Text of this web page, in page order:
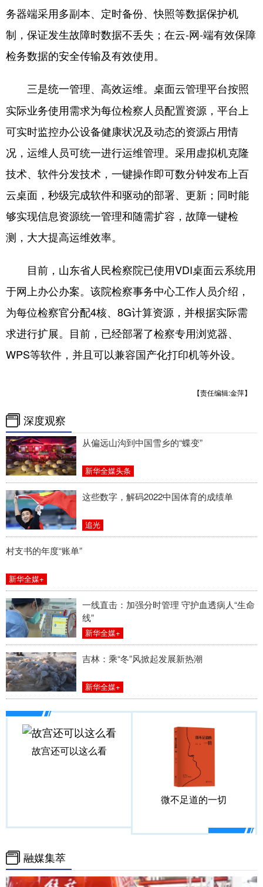
务器端采用多副本、定时备份、快照等数据保护机
制，保证发生故障时数据不丢失；在云-网-端有效保障
检务数据的安全传输及有效使用。
三是统一管理、高效运维。 桌面云管理平台按照
实际业务使用需求为每位检察人员配置资源，平台上
可实时监控办公设备健康状况及动态的资源占用情
况，运维人员可统一进行运维管理。采用虚拟机克隆
技术、软件分发技术，一键操作即可数分钟发布上百
云桌面，秒级完成软件和驱动的部署、更新；同时能
够实现信息资源统一管理和随需扩容，故障一键检
测，大大提高运维效率。
目前，山东省人民检察院已使用VDI桌面云系统用
于网上办公办案。该院检察事务中心工作人员介绍，
为每位检察官分配4核、8G计算资源，并根据实际需
求进行扩展。目前，已经部署了检察专用浏览器、
WPS等软件，并且可以兼容国产化打印机等外设。
【责任编辑:金萍】
深度观察
从偏远山沟到中国雪乡的“蝶变”
新华全媒头条
这些数字，解码2022中国体育的成绩单
追光
村支书的年度“账单”
新华全媒+
一线直击：加强分时管理 守护血透病人“生命
线”
新华全媒+
吉林：乘“冬”风掀起发展新热潮
新华全媒+
故宫还可以这么看
微不足道的一切
融媒集萃